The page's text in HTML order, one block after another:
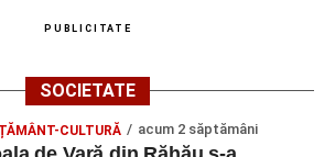
PUBLICITATE
SOCIETATE
CULTURĂ acum 2 săptămâni